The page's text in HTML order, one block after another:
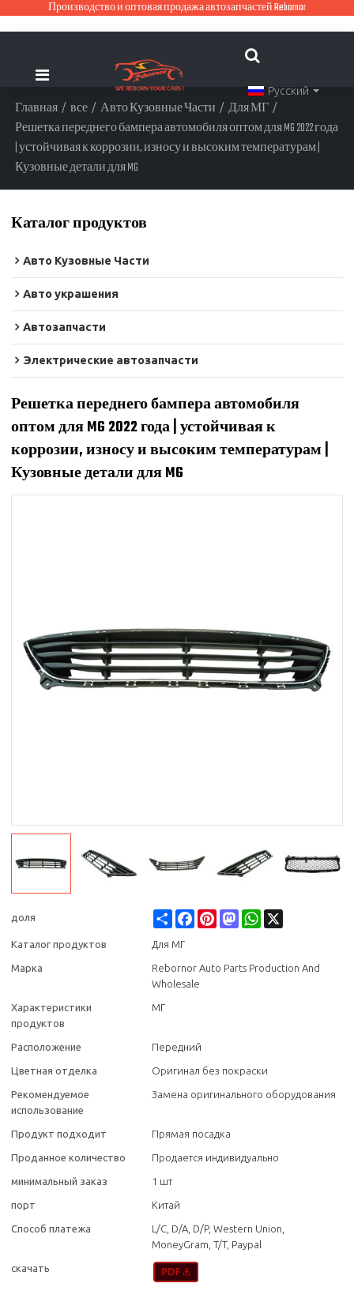
Производство и оптовая продажа автозапчастей Rebornor
Русский
Главная / все / Авто Кузовные Части / Для МГ /
Решетка переднего бампера автомобиля оптом для MG 2022 года
| устойчивая к коррозии, износу и высоким температурам |
Кузовные детали для MG
Каталог продуктов
Авто Кузовные Части
Авто украшения
Автозапчасти
Электрические автозапчасти
Решетка переднего бампера автомобиля
оптом для MG 2022 года | устойчивая к
коррозии, износу и высоким температурам |
Кузовные детали для MG
доля Share FacebookPinterestMastodonWhatsApp
Каталог продуктов Для МГ
Марка
Rebornor Auto Parts Production And
Wholesale
Характеристики
продуктов
МГ
Расположение Передний
Цветная отделка Оригинал без покраски
Рекомендуемое
использование
Замена оригинального оборудования
Продукт подходит Прямая посадка
Проданное количество Продается индивидуально
минимальный заказ 1 шт
порт Китай
Способ платежа
L/C, D/A, D/P, Western Union,
MoneyGram, T/T, Paypal
скачать